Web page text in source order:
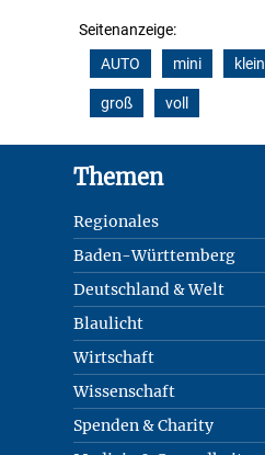
Seitenanzeige:
AUTO
mini klein
groß voll
Themen
Regionales
Baden-Württemberg
Deutschland & Welt
Blaulicht
Wirtschaft
Wissenschaft
Spenden & Charity